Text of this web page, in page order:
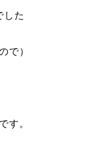
した
で）
す。